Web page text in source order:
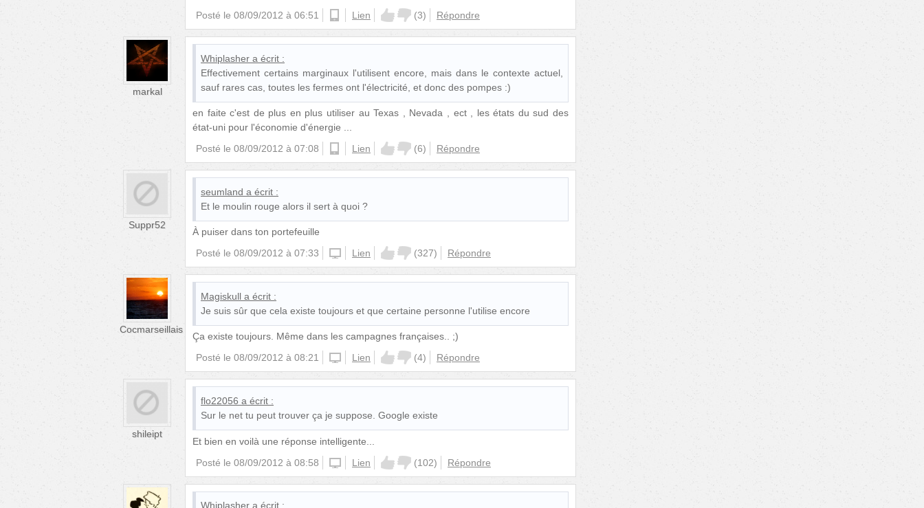
Posté le 08/09/2012 à 06:51 androidLien (3) Répondre
markal
Whiplasher a écrit :
Effectivement certains marginaux l'utilisent encore, mais dans le contexte actuel,
sauf rares cas, toutes les fermes ont l'électricité, et donc des pompes :)
en faite c'est de plus en plus utiliser au Texas , Nevada , ect , les états du sud des
état-uni pour l'économie d'énergie ...
Posté le 08/09/2012 à 07:08 androidLien (6) Répondre
Suppr52
seumland a écrit :
Et le moulin rouge alors il sert à quoi ?
À puiser dans ton portefeuille
Posté le 08/09/2012 à 07:33 iphoneLien (327) Répondre
Cocmarseillais
Magiskull a écrit :
Je suis sûr que cela existe toujours et que certaine personne l'utilise encore
Ça existe toujours. Même dans les campagnes françaises.. ;)
Posté le 08/09/2012 à 08:21 iphoneLien (4) Répondre
shileipt
flo22056 a écrit :
Sur le net tu peut trouver ça je suppose. Google existe
Et bien en voilà une réponse intelligente...
Posté le 08/09/2012 à 08:58 iphoneLien (102) Répondre
Whiplasher a écrit :